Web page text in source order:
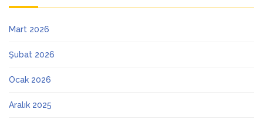
Mart 2026
Şubat 2026
Ocak 2026
Aralık 2025